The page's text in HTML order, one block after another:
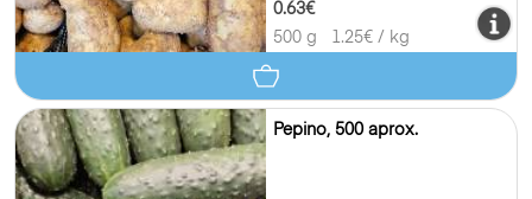
0.63€
500 g
1.25€ / kg
Pepino, 500 aprox.